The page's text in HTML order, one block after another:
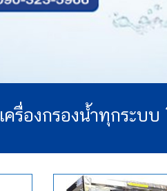
รื่องกรองน้ำทุกระบบ